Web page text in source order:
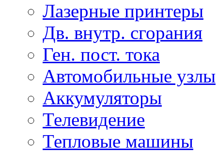
Лазерные принтеры
Дв. внутр. сгорания
Ген. пост. тока
Автомобильные узлы
Аккумуляторы
Телевидение
Тепловые машины